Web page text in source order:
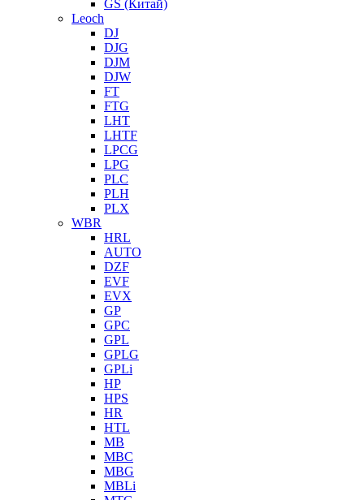
GS (Китай)
Leoch
DJ
DJG
DJM
DJW
FT
FTG
LHT
LHTF
LPCG
LPG
PLC
PLH
PLX
WBR
HRL
AUTO
DZF
EVF
EVX
GP
GPC
GPL
GPLG
GPLi
HP
HPS
HR
HTL
MB
MBC
MBG
MBLi